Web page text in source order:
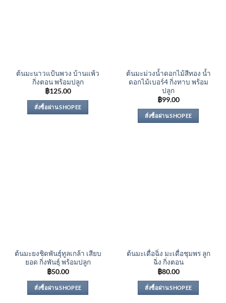
ต้นมะนาวแป้นพวง บ้านแพ้ว
กิ่งตอน พร้อมปลูก
฿125.00
สั่งซื้อผ่าน SHOPEE
ต้นมะม่วงน้ำดอกไม้สีทอง น้ำ
ดอกไม้เบอร์4 กิ่งทาบ พร้อม
ปลูก
฿99.00
สั่งซื้อผ่าน SHOPEE
ต้นมะยงชิดพันธุ์ทูลเกล้า เสียบ
ยอด กิ่งพันธุ์ พร้อมปลูก
฿50.00
สั่งซื้อผ่าน SHOPEE
ต้นมะเดื่อฉิ่ง มะเดื่อชุมพร ลูก
ฉิ่ง กิ่งตอน
฿80.00
สั่งซื้อผ่าน SHOPEE